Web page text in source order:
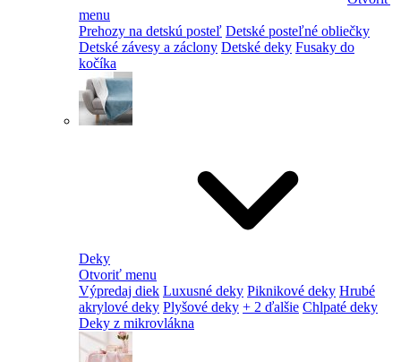
menu
Prehozy na detskú posteľ Detské posteľné obliečky
Detské závesy a záclony Detské deky Fusaky do
kočíka
Deky
Otvoriť menu
Výpredaj diek Luxusné deky Piknikové deky Hrubé
akrylové deky Plyšové deky + 2 ďalšie Chlpaté deky
Deky z mikrovlákna